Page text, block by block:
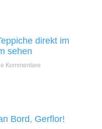
direkt im
sehen
Kommentare
Bord, Gerflor!